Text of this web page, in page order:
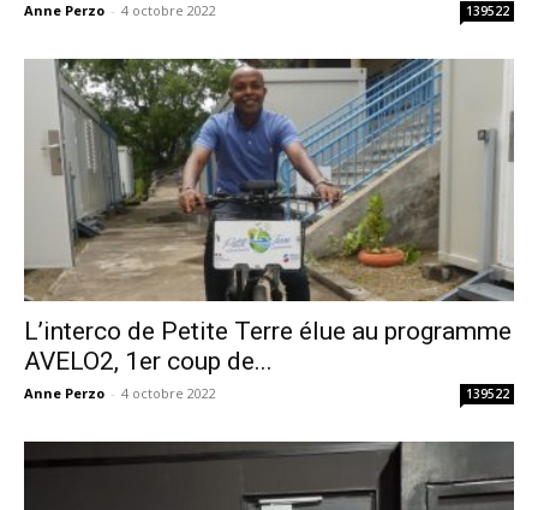
Anne Perzo - 4 octobre 2022 139522
L’interco de Petite Terre élue au programme
AVELO2, 1er coup de...
Anne Perzo - 4 octobre 2022 139522